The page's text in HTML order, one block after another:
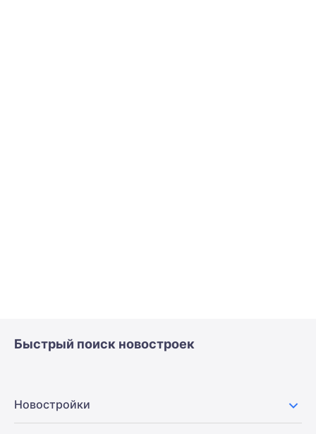
Быстрый поиск новостроек
Новостройки